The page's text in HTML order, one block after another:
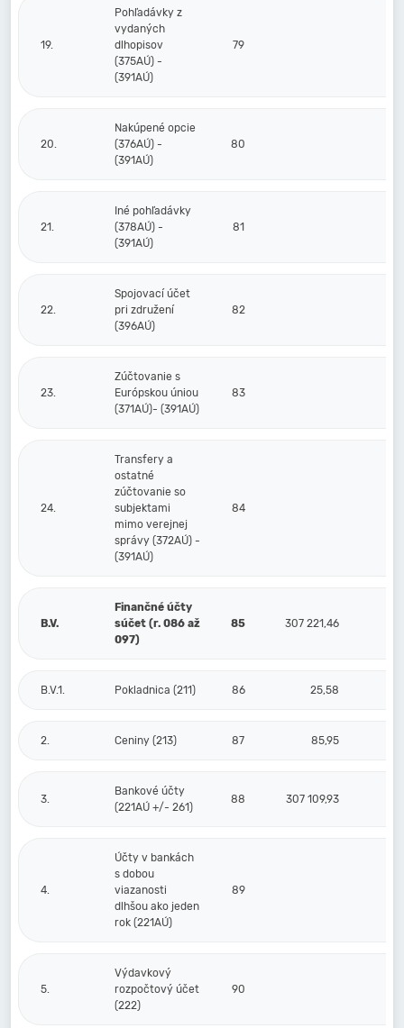
19.
Pohľadávky z
vydaných
dlhopisov
(375AÚ) -
(391AÚ)
79
20.
Nakúpené opcie
(376AÚ) -
(391AÚ)
80
21.
Iné pohľadávky
(378AÚ) -
(391AÚ)
81
22.
Spojovací účet
pri združení
(396AÚ)
82
23.
Zúčtovanie s
Európskou úniou
(371AÚ)- (391AÚ)
83
24.
Transfery a
ostatné
zúčtovanie so
subjektami
mimo verejnej
správy (372AÚ) -
(391AÚ)
84
B.V.
Finančné účty
súčet (r. 086 až
097)
85 307 221,46
B.V.1. Pokladnica (211) 86 25,58
2. Ceniny (213) 87 85,95
3.
Bankové účty
(221AÚ +/- 261)
88 307 109,93
4.
Účty v bankách
s dobou
viazanosti
dlhšou ako jeden
rok (221AÚ)
89
5.
Výdavkový
rozpočtový účet
(222)
90